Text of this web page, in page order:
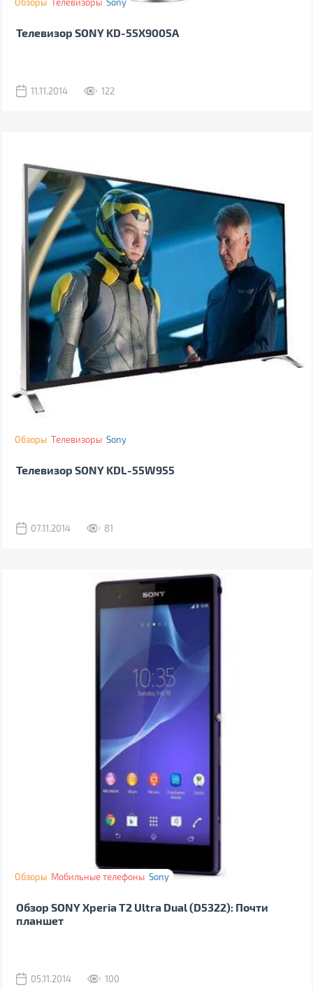
Телевизор SONY KD-55X9005A
11.11.2014 122
Обзоры Телевизоры Sony
Телевизор SONY KDL-55W955
07.11.2014 81
Обзоры Мобильные телефоны Sony
Обзор SONY Xperia T2 Ultra Dual (D5322): Почти
планшет
05.11.2014 100